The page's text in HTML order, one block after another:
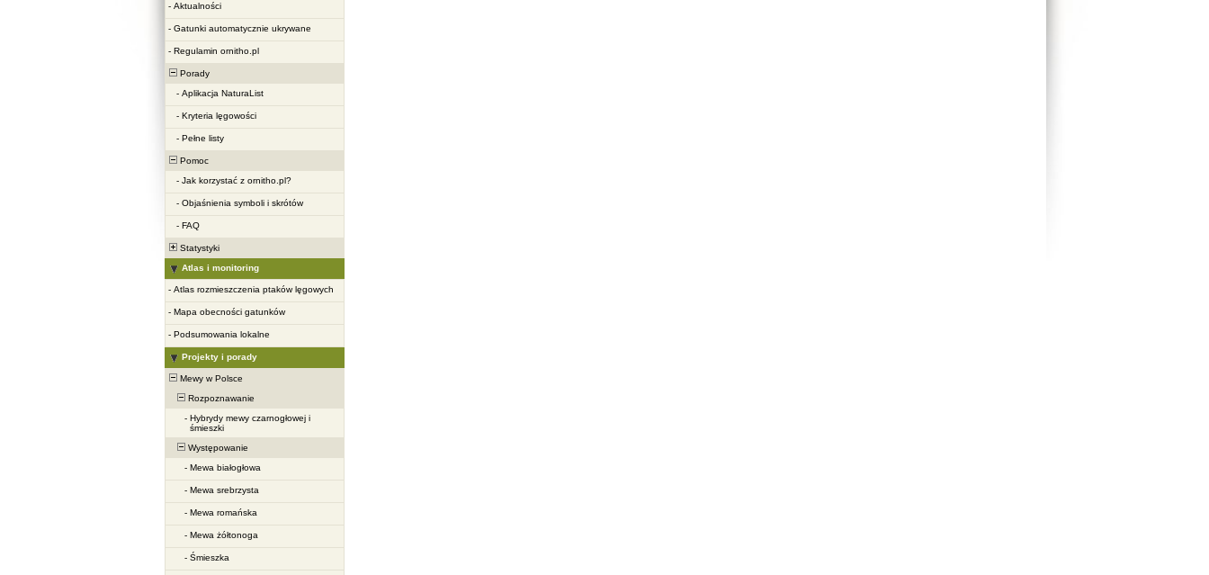
- Aktualności
- Gatunki automatycznie ukrywane
- Regulamin ornitho.pl
Porady
- Aplikacja NaturaList
- Kryteria lęgowości
- Pełne listy
Pomoc
- Jak korzystać z ornitho.pl?
- Objaśnienia symboli i skrótów
- FAQ
Statystyki
Atlas i monitoring
- Atlas rozmieszczenia ptaków lęgowych
- Mapa obecności gatunków
- Podsumowania lokalne
Projekty i porady
Mewy w Polsce
Rozpoznawanie
- Hybrydy mewy czarnogłowej i
śmieszki
Występowanie
- Mewa białogłowa
- Mewa srebrzysta
- Mewa romańska
- Mewa żółtonoga
- Śmieszka